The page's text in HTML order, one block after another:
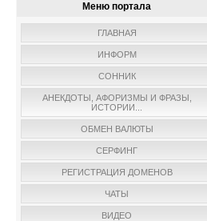
Меню портала
ГЛАВНАЯ
ИНФОРМ
СОННИК
АНЕКДОТЫ, АФОРИЗМЫ И ФРАЗЫ,
ИСТОРИИ...
ОБМЕН ВАЛЮТЫ
СЕРФИНГ
РЕГИСТРАЦИЯ ДОМЕНОВ
ЧАТЫ
ВИДЕО